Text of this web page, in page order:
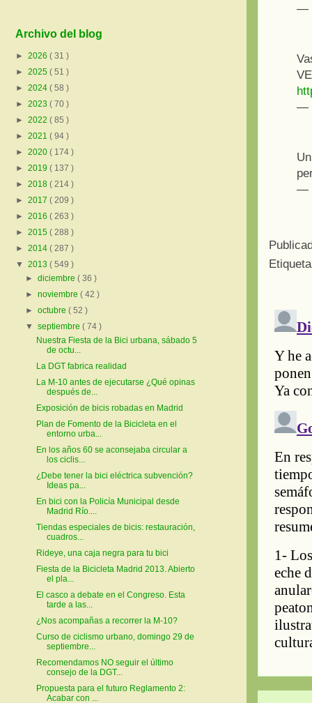
—
—
—
Archivo del blog
► 2026 ( 31 )
► 2025 ( 51 )
► 2024 ( 58 )
► 2023 ( 70 )
► 2022 ( 85 )
► 2021 ( 94 )
► 2020 ( 174 )
► 2019 ( 137 )
► 2018 ( 214 )
► 2017 ( 209 )
► 2016 ( 263 )
► 2015 ( 288 )
► 2014 ( 287 )
▼ 2013 ( 549 )
►diciembre( 36 )
►noviembre( 42 )
►octubre( 52 )
▼septiembre( 74 )
Nuestra Fiesta de la Bici urbana, sábado 5
de octu...
La DGT fabrica realidad
La M-10 antes de ejecutarse ¿Qué opinas
después de...
Exposición de bicis robadas en Madrid
Plan de Fomento de la Bicicleta en el
entorno urba...
En los años 60 se aconsejaba circular a
los ciclis...
¿Debe tener la bici eléctrica subvención?
Ideas pa...
En bici con la Policía Municipal desde
Madrid Río....
Tiendas especiales de bicis: restauración,
cuadros...
Rideye, una caja negra para tu bici
Fiesta de la Bicicleta Madrid 2013. Abierto
el pla...
El casco a debate en el Congreso. Esta
tarde a las...
¿Nos acompañas a recorrer la M-10?
Curso de ciclismo urbano, domingo 29 de
septiembre...
Recomendamos NO seguir el último
consejo de la DGT...
Propuesta para el futuro Reglamento 2:
Acabar con ...